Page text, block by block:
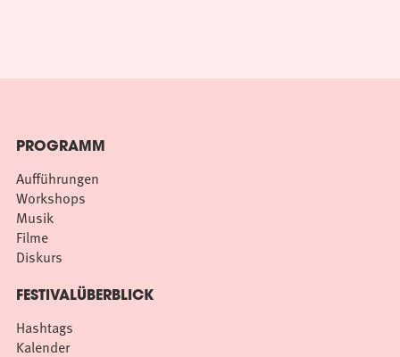
PROGRAMM
Aufführungen
Workshops
Musik
Filme
Diskurs
FESTIVALÜBERBLICK
Hashtags
Kalender